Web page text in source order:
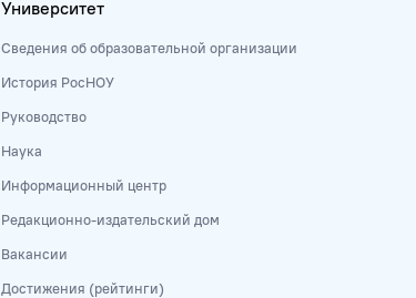
Университет
Сведения об образовательной организации
История РосНОУ
Руководство
Наука
Информационный центр
Редакционно-издательский дом
Вакансии
Достижения (рейтинги)